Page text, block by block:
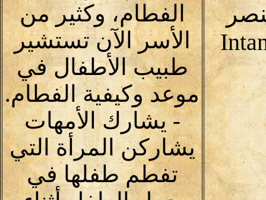
الفطام، وكثير من
الأسر الآن تستشير
طبيب الأطفال في
موعد وكيفية الفطام.
- يشارك الأمهات
يشاركن المرأة التي
تفطم طفلها في